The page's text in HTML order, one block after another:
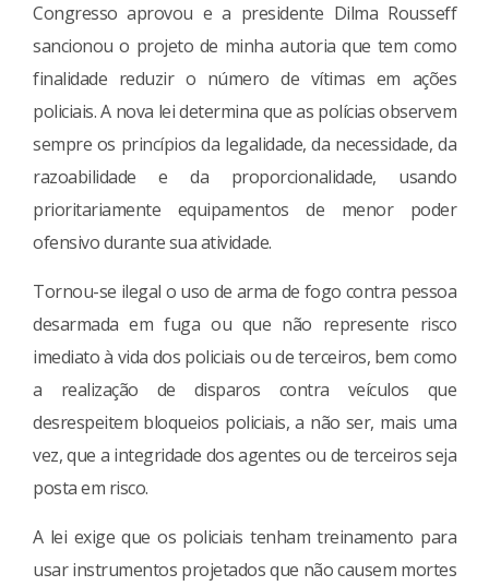
Congresso aprovou e a presidente Dilma Rousseff
sancionou o projeto de minha autoria que tem como
finalidade reduzir o número de vítimas em ações
policiais. A nova lei determina que as polícias observem
sempre os princípios da legalidade, da necessidade, da
razoabilidade e da proporcionalidade, usando
prioritariamente equipamentos de menor poder
ofensivo durante sua atividade.
Tornou-se ilegal o uso de arma de fogo contra pessoa
desarmada em fuga ou que não represente risco
imediato à vida dos policiais ou de terceiros, bem como
a realização de disparos contra veículos que
desrespeitem bloqueios policiais, a não ser, mais uma
vez, que a integridade dos agentes ou de terceiros seja
posta em risco.
A lei exige que os policiais tenham treinamento para
usar instrumentos projetados que não causem mortes